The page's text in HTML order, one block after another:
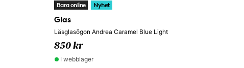
Bara online Nyhet
Glas
Läsglasögon Andrea Caramel Blue Light
850 kr
I webblager